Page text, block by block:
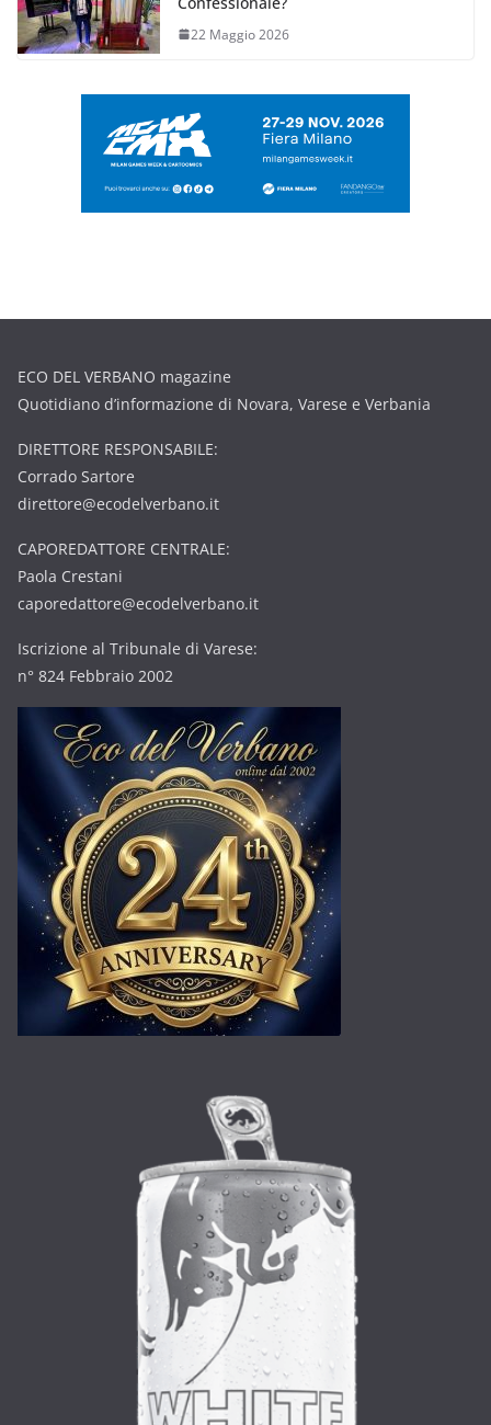
22 Maggio 2026
ECO DEL VERBANO magazine
Quotidiano d’informazione di Novara, Varese e Verbania
DIRETTORE RESPONSABILE:
Corrado Sartore
direttore@ecodelverbano.it
CAPOREDATTORE CENTRALE:
Paola Crestani
caporedattore@ecodelverbano.it
Iscrizione al Tribunale di Varese:
n° 824 Febbraio 2002